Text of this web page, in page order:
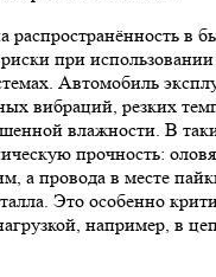
распространённость в
риски при
Автомобиль
вибраций, резких
влажности. В
прочность:
а провода в месте
Это особенно
например, в